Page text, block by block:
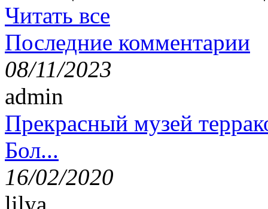
Читать все
Последние комментарии
08/11/2023
admin
Прекрасный музей
Бол...
16/02/2020